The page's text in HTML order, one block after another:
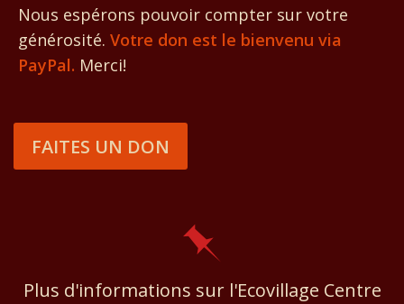
Nous espérons pouvoir compter sur votre
générosité. Votre don est le bienvenu via
PayPal. Merci!
FAITES UN DON
Plus d'informations sur l'Ecovillage Centre